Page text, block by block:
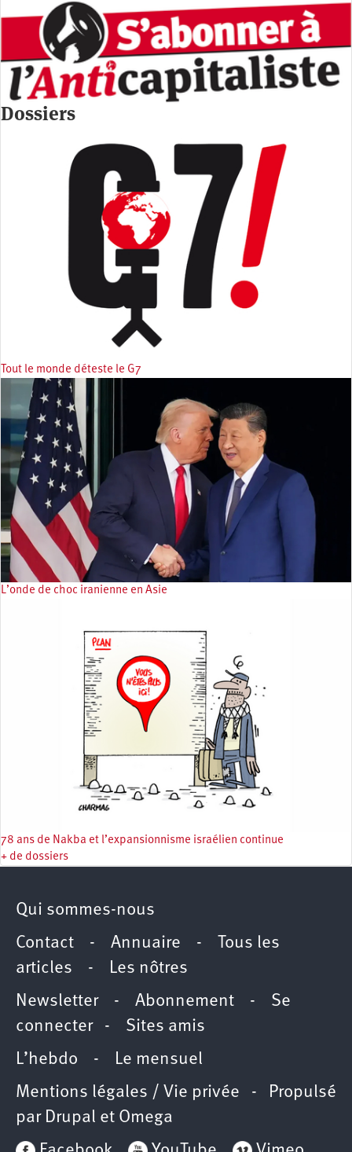
Dossiers
Tout le monde déteste le G7
L’onde de choc iranienne en Asie
78 ans de Nakba et l’expansionnisme israélien continue
+ de dossiers
Qui sommes-nous
Contact - Annuaire -
Tous les
articles - Les nôtres
Newsletter- Abonnement - Se
connecter- Sites amis
L’hebdo - Le mensuel
Mentions légales / Vie privée - Propulsé
par Drupal et Omega